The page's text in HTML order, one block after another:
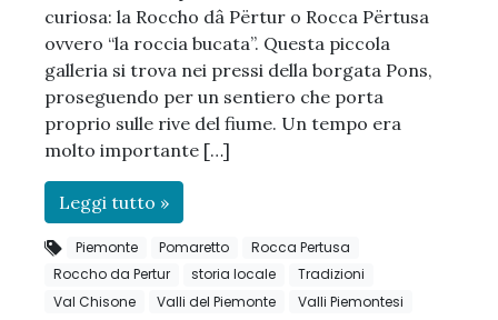
curiosa: la Roccho dâ Përtur o Rocca Përtusa
ovvero “la roccia bucata”. Questa piccola
galleria si trova nei pressi della borgata Pons,
proseguendo per un sentiero che porta
proprio sulle rive del fiume. Un tempo era
molto importante […]
Leggi tutto »
Piemonte Pomaretto
Rocca Pertusa
Roccho da Pertur
storia locale
Tradizioni
Val Chisone
Valli del Piemonte Valli Piemontesi